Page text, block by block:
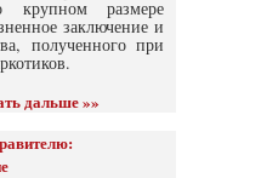
крупном размере
заключение и
полученного при
дальше »»